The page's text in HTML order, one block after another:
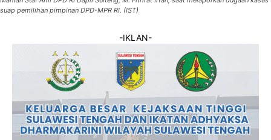
suap pemilihan pimpinan DPD-MPR RI. (IST)
-IKLAN-